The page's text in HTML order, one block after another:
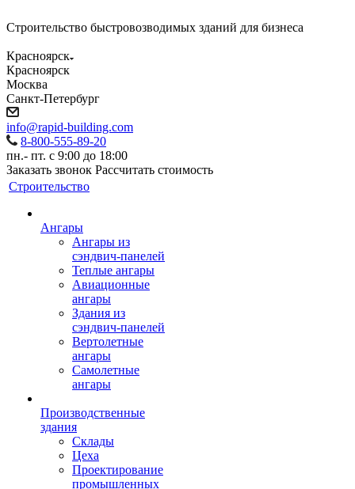
Строительство быстровозводимых зданий для бизнеса
Красноярск
Красноярск
Москва
Санкт-Петербург
info@rapid-building.com
8-800-555-89-20
пн.- пт. с 9:00 до 18:00
Заказать звонок Рассчитать стоимость
Строительство
Ангары
Ангары из
сэндвич-панелей
Теплые ангары
Авиационные
ангары
Здания из
сэндвич-панелей
Вертолетные
ангары
Самолетные
ангары
Производственные
здания
Склады
Цеха
Проектирование
промышленных